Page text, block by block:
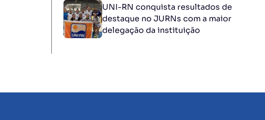
UNI-RN conquista resultados de
destaque no JURNs com a maior
delegação da instituição